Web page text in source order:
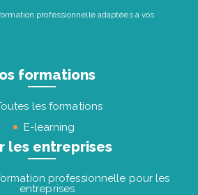
professionnelle adaptées à vos
formations
les formations
E-learning
les entreprises
professionnelle pour les
entreprises